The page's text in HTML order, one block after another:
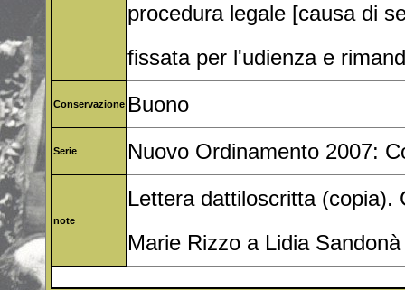
procedura legale [causa di
fissata per l'udienza e
Conservazione Buono
Serie Nuovo Ordinamento 2007:
note
Lettera dattiloscritta (copia).
Marie Rizzo a Lidia